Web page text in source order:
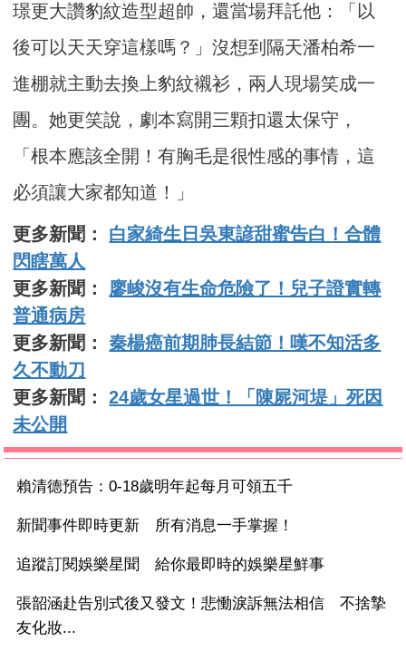
璟更大讚豹紋造型超帥，還當場拜託他：「以
後可以天天穿這樣嗎？」沒想到隔天潘柏希一
進棚就主動去換上豹紋襯衫，兩人現場笑成一
團。她更笑說，劇本寫開三顆扣還太保守，
「根本應該全開！有胸毛是很性感的事情，這
必須讓大家都知道！」
更多新聞： 白家綺生日吳東諺甜蜜告白！合體
閃瞎萬人
更多新聞： 廖峻沒有生命危險了！兒子證實轉
普通病房
更多新聞： 秦楊癌前期肺長結節！嘆不知活多
久不動刀
更多新聞：24歲女星過世！「陳屍河堤」死因
未公開
賴清德預告：0-18歲明年起每月可領五千
新聞事件即時更新 所有消息一手掌握！
追蹤訂閱娛樂星聞 給你最即時的娛樂星鮮事
張韶涵赴告別式後又發文！悲慟淚訴無法相信 不捨摯
友化妝...